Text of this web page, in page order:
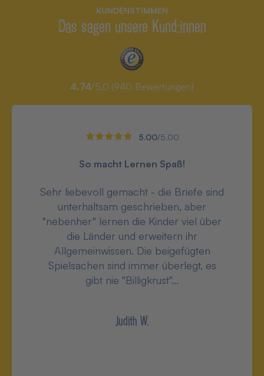
KUNDENSTIMMEN
Das sagen unsere Kund:innen
4.74/5.0 (940 Bewertungen)
5.00/5.00
So macht Lernen Spaß!
Sehr liebevoll gemacht - die Briefe sind
unterhaltsam geschrieben, aber
"nebenher" lernen die Kinder viel über
die Länder und erweitern ihr
Allgemeinwissen. Die beigefügten
Spielsachen sind immer überlegt, es
gibt nie "Billigkrust"...
Judith W.